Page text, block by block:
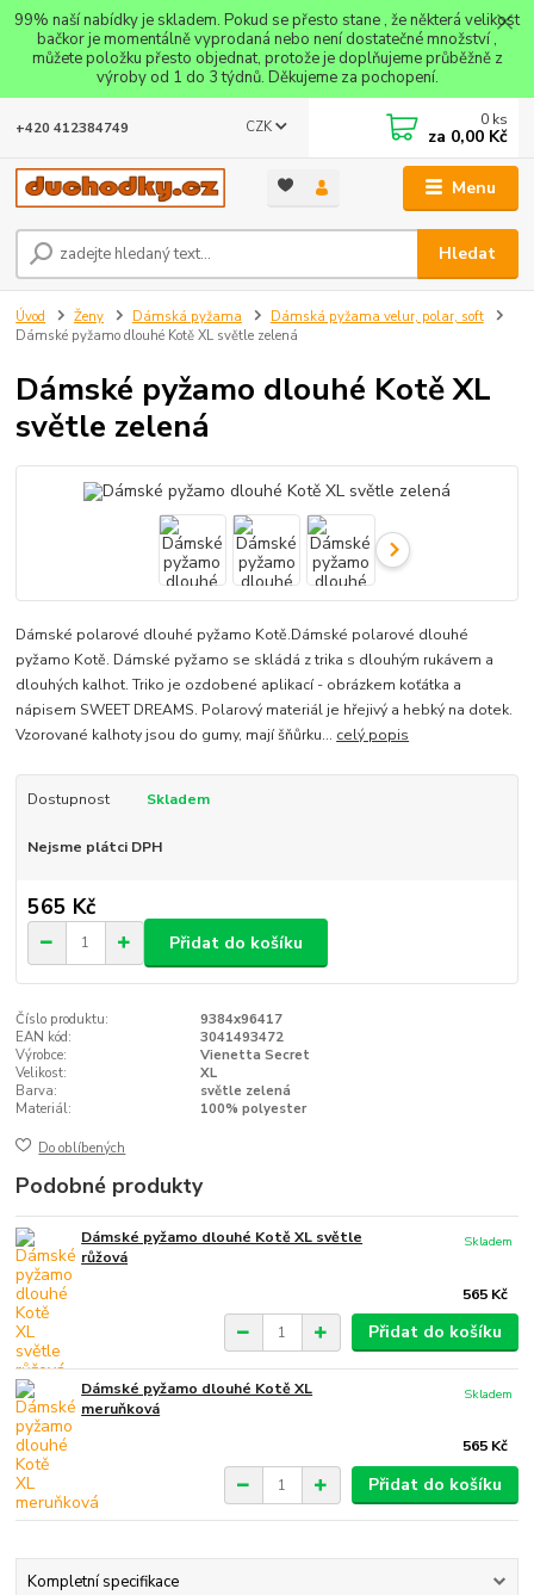
99% naší nabídky je skladem. Pokud se přesto stane , že některá velikost
bačkor je momentálně vyprodaná nebo není dostatečné množství ,
můžete položku přesto objednat, protože je doplňujeme průběžně z
výroby od 1 do 3 týdnů. Děkujeme za pochopení.
Menu
CZK
Hledat
+420 412384749 0 ks
za 0,00 Kč
Úvod Ženy Dámská pyžama
Dámská pyžama velur, polar, soft
Dámské pyžamo dlouhé Kotě XL světle zelená
Dámské pyžamo dlouhé Kotě XL
světle zelená
Dámské polarové dlouhé pyžamo Kotě.Dámské polarové dlouhé
pyžamo Kotě. Dámské pyžamo se skládá z trika s dlouhým rukávem a
dlouhých kalhot. Triko je ozdobené aplikací - obrázkem koťátka a
nápisem SWEET DREAMS. Polarový materiál je hřejivý a hebký na dotek.
Vzorované kalhoty jsou do gumy, mají šňůrku... celý popis
Dostupnost Skladem
Nejsme plátci DPH
565 Kč
Přidat do košíku
Číslo produktu:
9384x96417
EAN kód:
3041493472
Výrobce:
Vienetta Secret
Velikost:
XL
Barva:
světle zelená
Materiál:
100% polyester
Do oblíbených
Podobné produkty
Dámské pyžamo dlouhé Kotě XL světle
růžová
565 Kč
Skladem
Přidat do košíku
Dámské pyžamo dlouhé Kotě XL
meruňková
565 Kč
Skladem
Přidat do košíku
Kompletní specifikace